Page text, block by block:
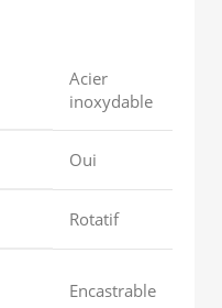
Acier
inoxydable
Oui
Rotatif
Encastrable